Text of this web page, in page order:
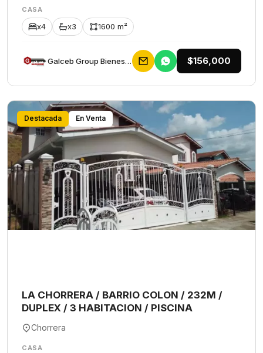
CASA
x4 x3 1600 m²
Galceb Group Bienes Raices $156,000
Destacada En Venta
LA CHORRERA / BARRIO COLON / 232M /
DUPLEX / 3 HABITACION / PISCINA
Chorrera
CASA